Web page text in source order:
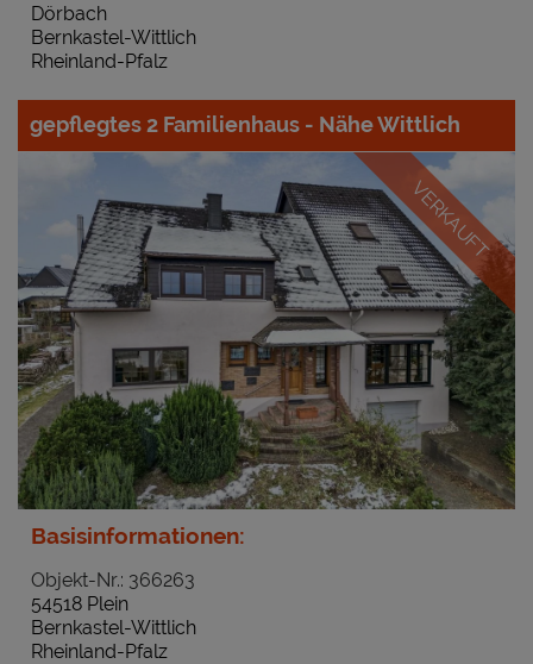
Dörbach
Bernkastel-Wittlich
Rheinland-Pfalz
gepflegtes 2 Familienhaus - Nähe Wittlich
VERKAUFT
Basisinformationen:
Objekt-Nr.: 366263
54518 Plein
Bernkastel-Wittlich
Rheinland-Pfalz